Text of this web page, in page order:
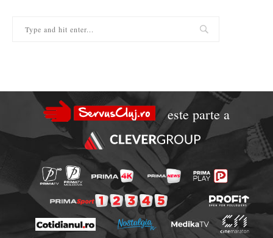
este parte a